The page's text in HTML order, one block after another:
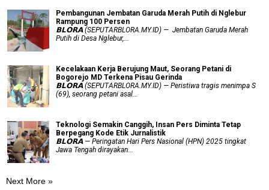
Pembangunan Jembatan Garuda Merah Putih di Nglebur
Rampung 100 Persen
𝗕𝗟𝗢𝗥𝗔 (SEPUTARBLORA.MY.ID) — Jembatan Garuda Merah
Putih di Desa Nglebur,...
Kecelakaan Kerja Berujung Maut, Seorang Petani di
Bogorejo MD Terkena Pisau Gerinda
𝗕𝗟𝗢𝗥𝗔 (SEPUTARBLORA.MY.ID) — Peristiwa tragis menimpa S
(69), seorang petani asal...
Teknologi Semakin Canggih, Insan Pers Diminta Tetap
Berpegang Kode Etik Jurnalistik
𝗕𝗟𝗢𝗥𝗔 — Peringatan Hari Pers Nasional (HPN) 2025 tingkat
Jawa Tengah dirayakan...
Next More »